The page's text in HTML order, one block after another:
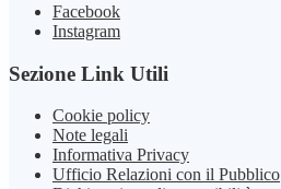
Facebook
Instagram
Sezione Link Utili
Cookie policy
Note legali
Informativa Privacy
Ufficio Relazioni con il Pubblico